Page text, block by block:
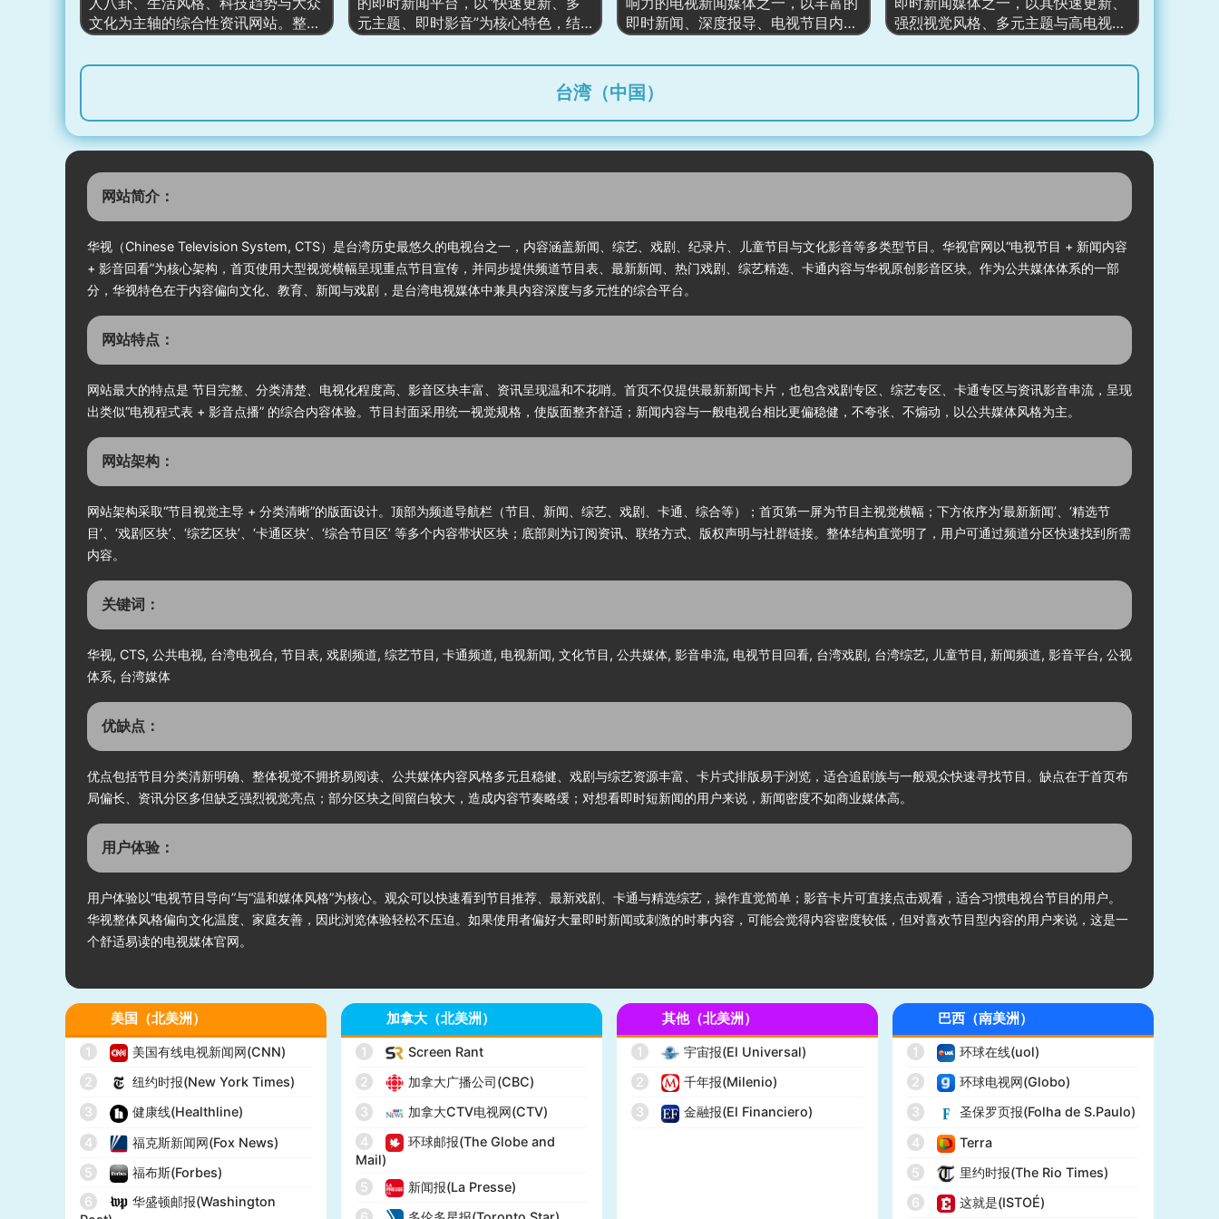
一个立体化、全场景新闻入口。网站
布局节奏紧凑，内容密度高，呈现出
用户能够在单一页面中掌握全方位的
信息流。
和人气排行榜，打造出兼具媒体属性
与社群活性的综合新闻门户。
新闻生态中独特而重要的舆论阵地。
文化为主轴的综合性资讯网站。整体
通过图文新闻、名人专题、科技内
内容结构。主页重点聚焦明星新闻、
人物传记、财富介绍、影视内容、科
专题、横向滚动图栏与短图文卡片，
让用户在轻松浏览中获取最新国际娱
乐与科技风向，是面向全球娱乐资讯
爱好者的多元化新闻入口。
元主题、即时影音”为核心特色，结
体育、地方等全领域新闻。首页以大
幅焦点图与图文快讯区呈现当日最重
要事件，其后以 NOW重点、即时焦
点、快讯轮播、深度报道与分类新闻
瀑布流构成主阅读带。网站整体资讯
信息，是台湾新闻市场中极具速度与
广度的数字媒体平台之一。
即时新闻、深度报导、电视节目内容
的媒体品牌感结合现代网页设计，整
合了最新新闻、专题节目、娱乐内
容、健康生活、汽车产业、国际议
题、财经分析及大量影像节目内容，
使用户不仅能阅读文字新闻，还能观
位新闻平台”的综合内容生态。
强烈视觉风格、多元主题与高电视媒
头条搭配分类色条导航，呈现政治、
闻iNEWS》、直播区、精选专题、影
音快讯与大量图文卡片，让网站具备
密度。整体布局鲜明、资讯张力强、
样性为核心的综合新闻门户。
台湾（中国）
网站简介：
华视（Chinese Television System, CTS）是台湾历史最悠久的电视台之一，内容涵盖新闻、综艺、戏剧、纪录片、儿童节目与文化影音等多类型节目。华视官网以“电视节目 + 新闻内容
+ 影音回看”为核心架构，首页使用大型视觉横幅呈现重点节目宣传，并同步提供频道节目表、最新新闻、热门戏剧、综艺精选、卡通内容与华视原创影音区块。作为公共媒体体系的一部
分，华视特色在于内容偏向文化、教育、新闻与戏剧，是台湾电视媒体中兼具内容深度与多元性的综合平台。
网站特点：
网站最大的特点是 节目完整、分类清楚、电视化程度高、影音区块丰富、资讯呈现温和不花哨。首页不仅提供最新新闻卡片，也包含戏剧专区、综艺专区、卡通专区与资讯影音串流，呈现
出类似“电视程式表 + 影音点播” 的综合内容体验。节目封面采用统一视觉规格，使版面整齐舒适；新闻内容与一般电视台相比更偏稳健，不夸张、不煽动，以公共媒体风格为主。
网站架构：
网站架构采取“节目视觉主导 + 分类清晰”的版面设计。顶部为频道导航栏（节目、新闻、综艺、戏剧、卡通、综合等）；首页第一屏为节目主视觉横幅；下方依序为‘最新新闻’、‘精选节
目’、‘戏剧区块’、‘综艺区块’、‘卡通区块’、‘综合节目区’ 等多个内容带状区块；底部则为订阅资讯、联络方式、版权声明与社群链接。整体结构直觉明了，用户可通过频道分区快速找到所需
内容。
关键词：
华视, CTS, 公共电视, 台湾电视台, 节目表, 戏剧频道, 综艺节目, 卡通频道, 电视新闻, 文化节目, 公共媒体, 影音串流, 电视节目回看, 台湾戏剧, 台湾综艺, 儿童节目, 新闻频道, 影音平台, 公视
体系, 台湾媒体
优缺点：
优点包括节目分类清新明确、整体视觉不拥挤易阅读、公共媒体内容风格多元且稳健、戏剧与综艺资源丰富、卡片式排版易于浏览，适合追剧族与一般观众快速寻找节目。缺点在于首页布
局偏长、资讯分区多但缺乏强烈视觉亮点；部分区块之间留白较大，造成内容节奏略缓；对想看即时短新闻的用户来说，新闻密度不如商业媒体高。
用户体验：
用户体验以“电视节目导向”与“温和媒体风格”为核心。观众可以快速看到节目推荐、最新戏剧、卡通与精选综艺，操作直觉简单；影音卡片可直接点击观看，适合习惯电视台节目的用户。
华视整体风格偏向文化温度、家庭友善，因此浏览体验轻松不压迫。如果使用者偏好大量即时新闻或刺激的时事内容，可能会觉得内容密度较低，但对喜欢节目型内容的用户来说，这是一
个舒适易读的电视媒体官网。
美国（北美洲）
1
美国有线电视新闻网(CNN)
2
纽约时报(New York Times)
3
健康线(Healthline)
4
福克斯新闻网(Fox News)
5
福布斯(Forbes)
6
华盛顿邮报(Washington
加拿大（北美洲）
1
Screen Rant
2
加拿大广播公司(CBC)
3
加拿大CTV电视网(CTV)
4
环球邮报(The Globe and
Mail)
5
新闻报(La Presse)
其他（北美洲）
1
宇宙报(El Universal)
2
千年报(Milenio)
3
金融报(El Financiero)
巴西（南美洲）
1
环球在线(uol)
2
环球电视网(Globo)
3
圣保罗页报(Folha de S.Paulo)
4
Terra
5
里约时报(The Rio Times)
6
这就是(ISTOÉ)